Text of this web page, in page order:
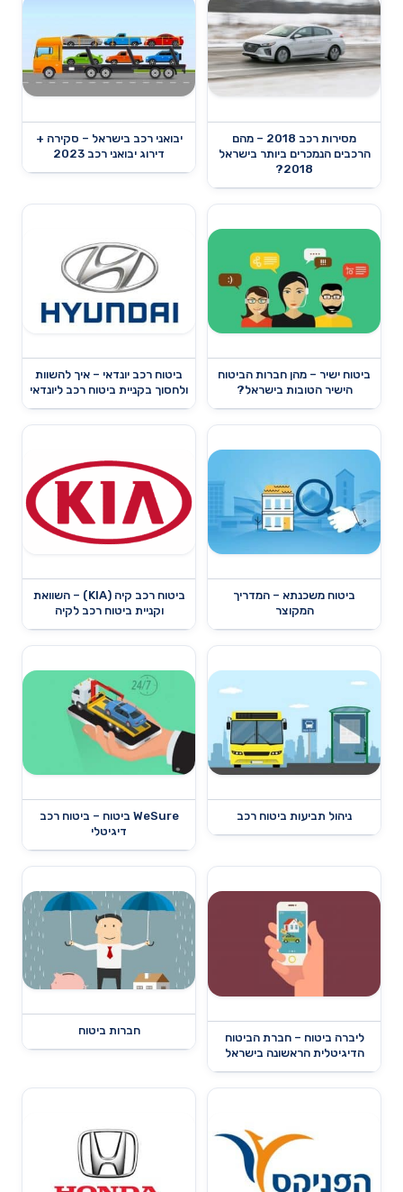
מסירות רכב 2018 – מהם
הרכבים הנמכרים ביותר בישראל
2018?
יבואני רכב בישראל – סקירה +
דירוג יבואני רכב 2023
ביטוח ישיר – מהן חברות הביטוח
הישיר הטובות בישראל?
ביטוח רכב יונדאי – איך להשוות
ולחסוך בקניית ביטוח רכב ליונדאי
ביטוח משכנתא – המדריך
המקוצר
ביטוח רכב קיה (KIA) – השוואת
וקניית ביטוח רכב לקיה
ניהול תביעות ביטוח רכב
WeSure ביטוח – ביטוח רכב
דיגיטלי
ליברה ביטוח – חברת הביטוח
הדיגיטלית הראשונה בישראל
חברות ביטוח